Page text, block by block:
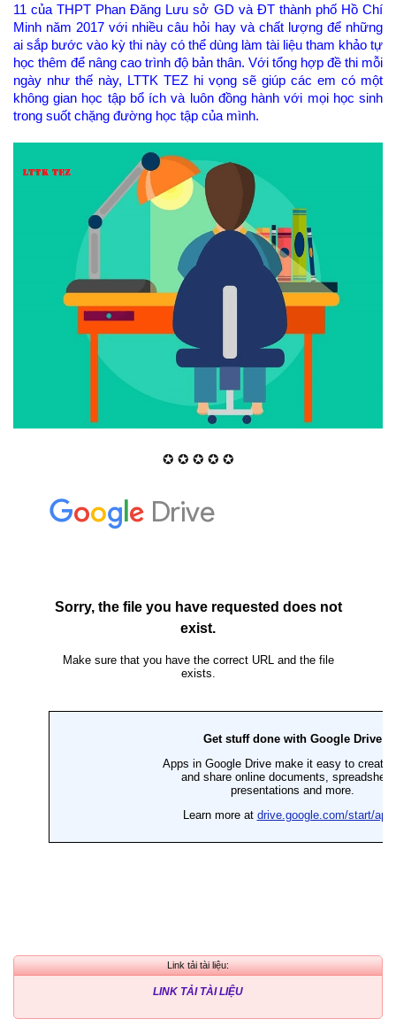
11 của THPT Phan Đăng Lưu sở GD và ĐT thành phố Hồ Chí
Minh năm 2017 với nhiều câu hỏi hay và chất lượng để những
ai sắp bước vào kỳ thi này có thể dùng làm tài liệu tham khảo tự
học thêm để nâng cao trình độ bản thân. Với tổng hợp đề thi mỗi
ngày như thế này, LTTK TEZ hi vọng sẽ giúp các em có một
không gian học tập bổ ích và luôn đồng hành với mọi học sinh
trong suốt chặng đường học tập của mình.
✪ ✪ ✪ ✪ ✪
Link tải tài liệu:
LINK TẢI TÀI LIỆU